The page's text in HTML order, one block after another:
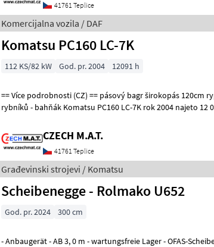
41761 Teplice
Komercijalna vozila / DAF
Komatsu PC160 LC-7K
112 KS/82 kW God. pr. 2004 12091 h
== Více podrobnosti (CZ) == pásový bagr širokopás 120cm rypadlo do
rybníků - bahňák Komatsu PC160 LC-7K rok 2004 najeto 12 091
CZECH M.A.T.
41761 Teplice
Građevinski strojevi / Komatsu
Scheibenegge - Rolmako U652
God. pr. 2024 300 cm
- Anbaugerät - AB 3, 0 m - wartungsfreie Lager - OFAS-